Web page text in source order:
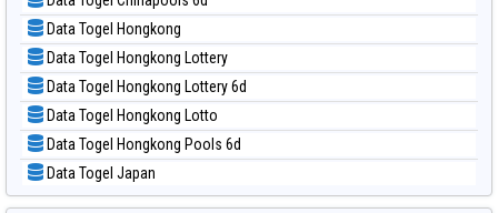
📝 Pola Dasar Pcso
📝 Pola Dasar Sao Paulo
📝 Pola Dasar Singapore
📝 Pola Dasar Sydney
📝 Pola Dasar Sydney Lottery
📝 Pola Dasar Sydney Lottery 6d
📝 Pola Dasar Sydney Lotto
Data Togel Hongkong
Data Togel Hongkong Lottery
Data Togel Hongkong Lottery 6d
Data Togel Hongkong Lotto
Data Togel Hongkong Pools 6d
Data Togel Japan
Data Togel Japan 6d